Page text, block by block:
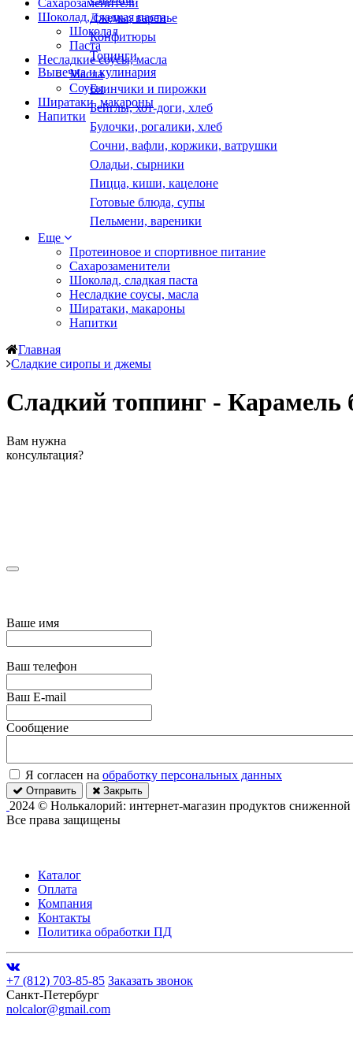
Сахарозаменители
Шоколад, сладкая паста
Шоколад
Паста
Несладкие соусы, масла
Масла
Соусы
Ширатаки, макароны
Напитки
Джемы, варенье
Конфитюры
Топинги
Выпечка и кулинария
Блинчики и пирожки
Бейглы, хот-доги, хлеб
Булочки, рогалики, хлеб
Сочни, вафли, коржики, ватрушки
Оладьи, сырники
Пицца, киши, кацелоне
Готовые блюда, супы
Пельмени, вареники
Еще
Протеиновое и спортивное питание
Сахарозаменители
Шоколад, сладкая паста
Несладкие соусы, масла
Ширатаки, макароны
Напитки
Главная
Сладкие сиропы и джемы
Сладкий топпинг - Карамель
Вам нужна
консультация?
Ваше имя
Ваш телефон
Ваш E-mail
Сообщение
Я согласен на обработку персональных данных
Отправить Закрыть
2024 © Нолькалорий: интернет-магазин продуктов сниженной
Все права защищены
Каталог
Оплата
Компания
Контакты
Политика обработки ПД
+7 (812) 703-85-85 Заказать звонок
Санкт-Петербург
nolcalor@gmail.com